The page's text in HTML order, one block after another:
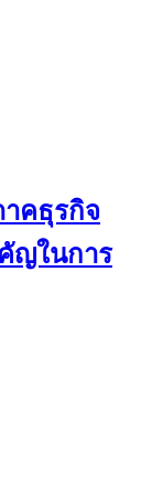
คธุรกิจ
ญในการ